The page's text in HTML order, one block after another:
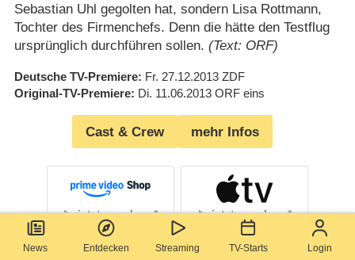
News Entdecken Streaming TV-Starts Login
Sebastian Uhl gegolten hat, sondern Lisa Rottmann,
Tochter des Firmenchefs. Denn die hätte den Testflug
ursprünglich durchführen sollen. (Text: ORF)
Deutsche TV-Premiere Fr. 27.12.2013 ZDF
Original-TV-Premiere Di. 11.06.2013 ORF eins
Cast & Crew mehr Infos
jetzt ansehen jetzt ansehen